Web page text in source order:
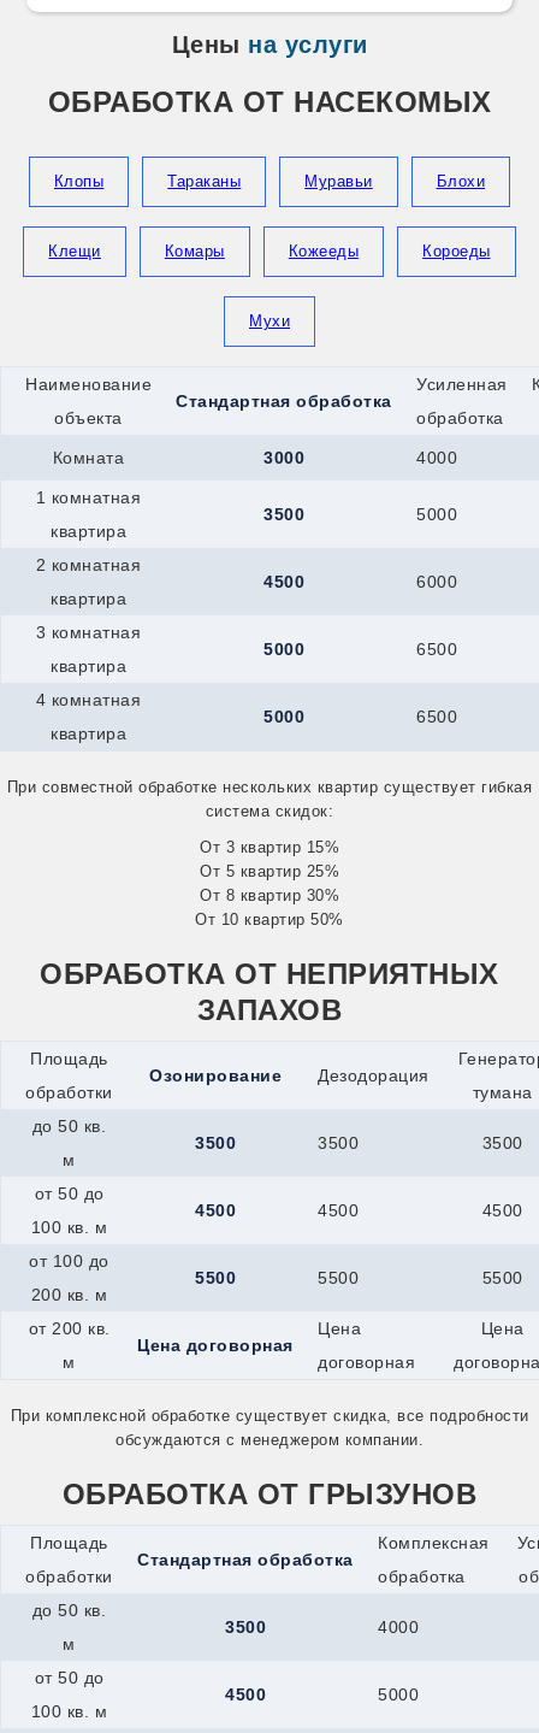
Цены на услуги
ОБРАБОТКА ОТ НАСЕКОМЫХ
Клопы Тараканы Муравьи Блохи
Клещи Комары Кожееды Короеды
Мухи
Наименование
объекта
Стандартная обработка
Усиленная
обработка
Комната 3000 4000
1 комнатная
квартира
3500 5000
2 комнатная
квартира
4500 6000
3 комнатная
квартира
5000 6500
4 комнатная
квартира
5000 6500
При совместной обработке нескольких квартир существует гибкая
система скидок:
От 3 квартир 15%
От 5 квартир 25%
От 8 квартир 30%
От 10 квартир 50%
ОБРАБОТКА ОТ НЕПРИЯТНЫХ
ЗАПАХОВ
Площадь
обработки
Озонирование Дезодорация
тумана
до 50 кв.
м
3500 3500 3500
от 50 до
100 кв. м
4500 4500 4500
от 100 до
200 кв. м
5500 5500 5500
от 200 кв.
м
Цена договорная
Цена
договорная
Цена
При комплексной обработке существует скидка, все подробности
обсуждаются с менеджером компании.
ОБРАБОТКА ОТ ГРЫЗУНОВ
Площадь
обработки
Стандартная обработка
Комплексная
обработка
до 50 кв.
м
3500 4000
от 50 до
100 кв. м
4500 5000